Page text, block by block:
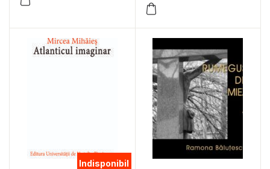
Indisponibil